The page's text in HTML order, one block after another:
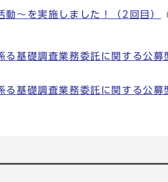
～を実施しました！（2回目）
基礎調査業務委託に関する公募
基礎調査業務委託に関する公募